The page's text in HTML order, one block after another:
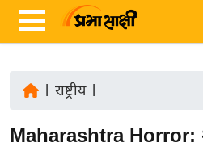
ज़ा
राष्ट्रीय|
Maharashtra Horror: